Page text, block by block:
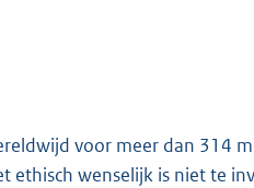
voor meer dan 314
ethisch wenselijk is niet te